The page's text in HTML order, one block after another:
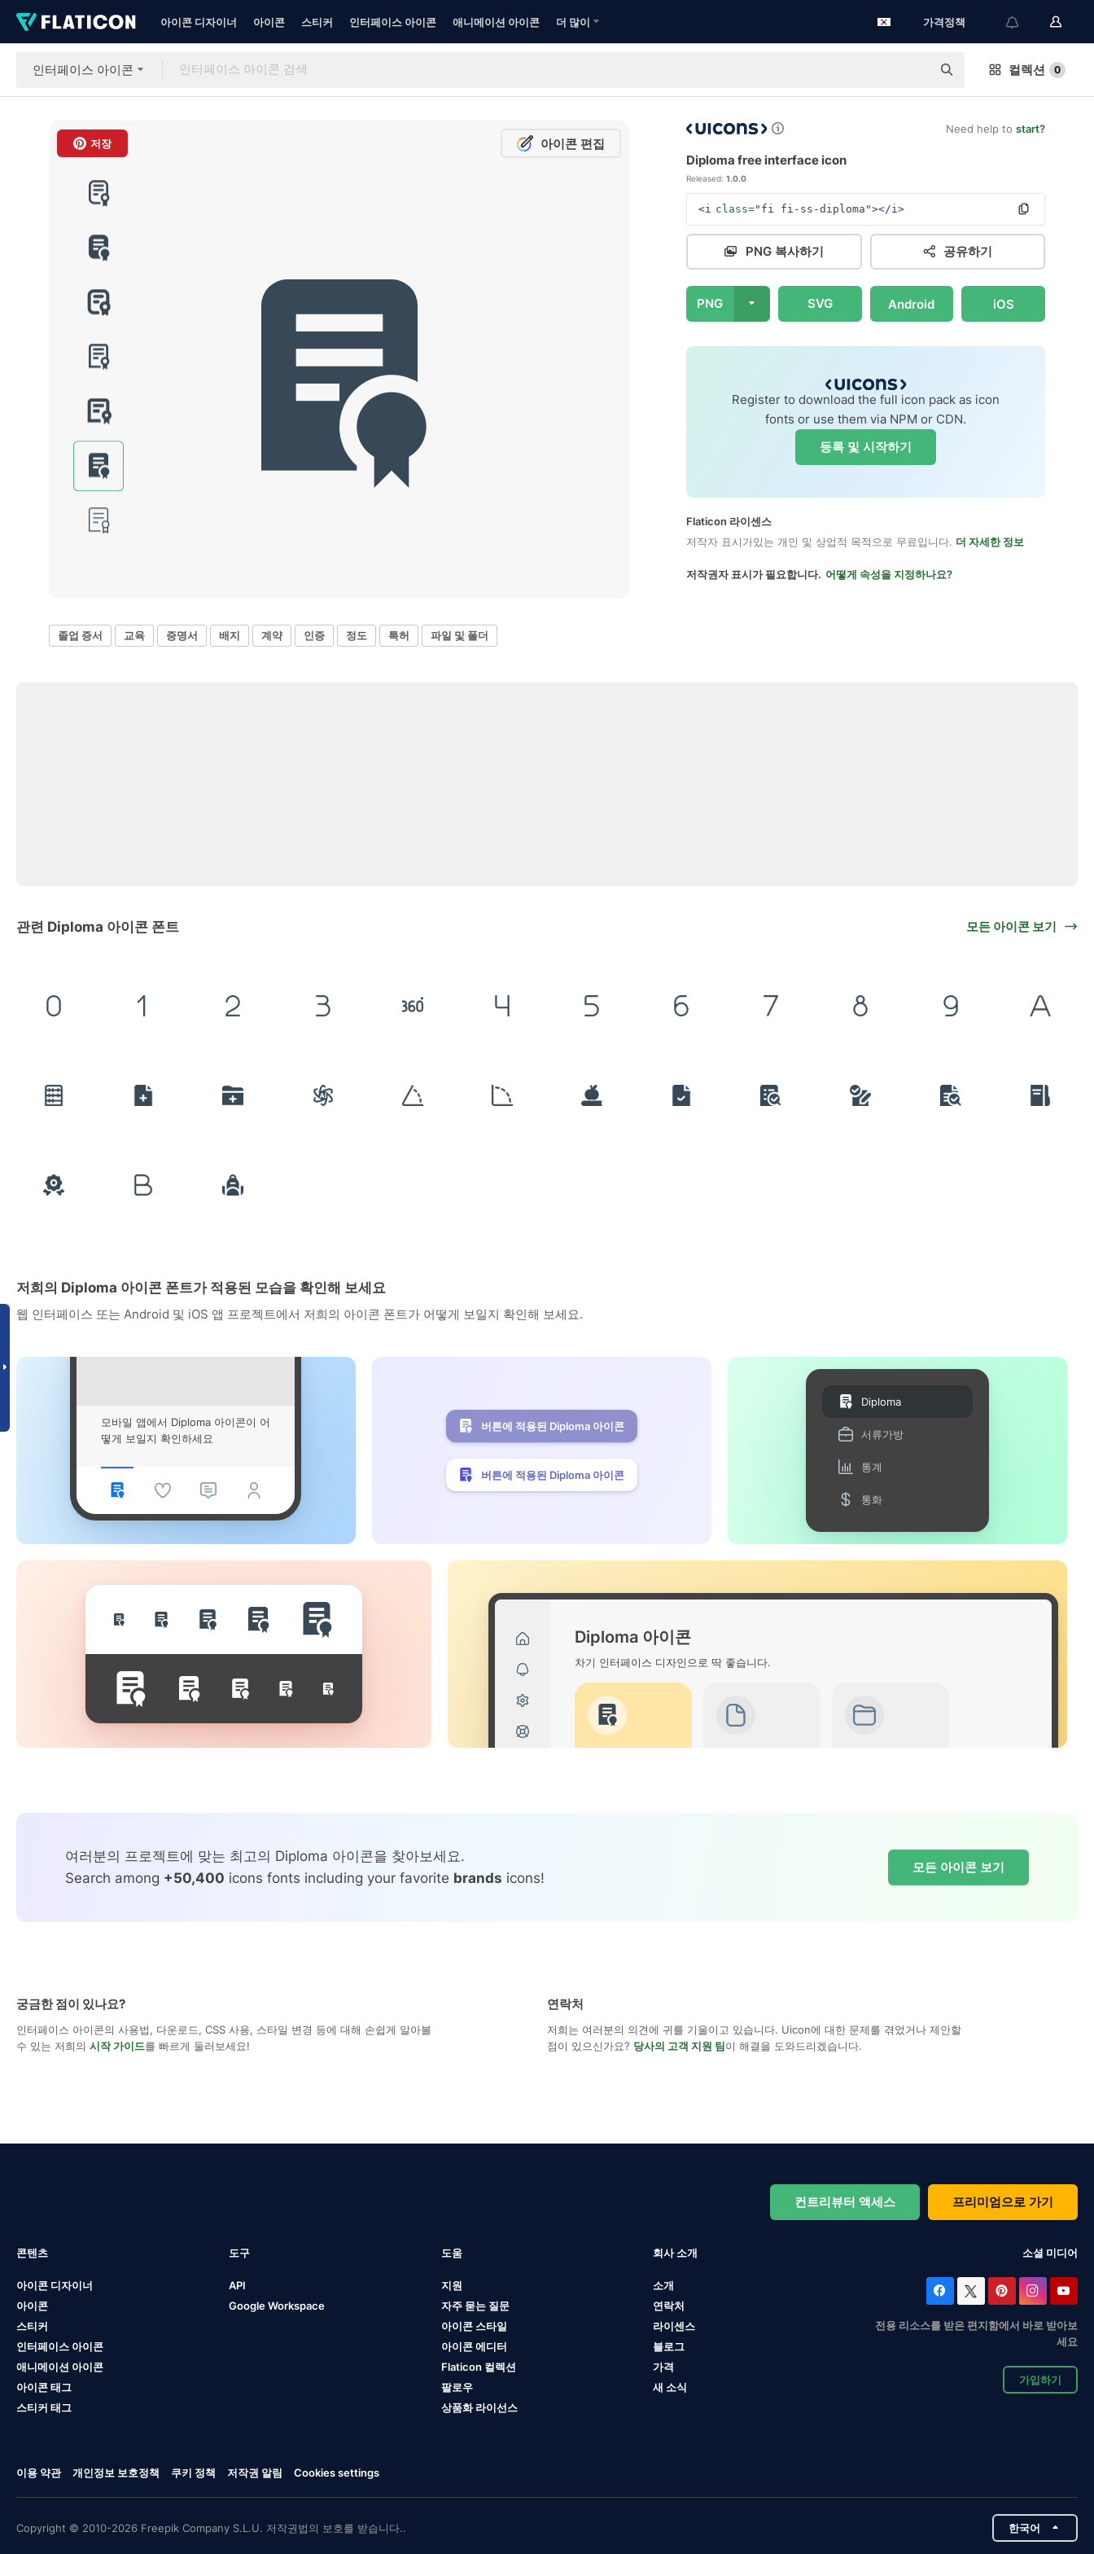
아이콘 디자이너 아이콘 스티커 인터페이스 아이콘 애니메이션 아이콘 더 많이 가격정책
인터페이스 아이콘 컬렉션 0
저장 아이콘 편집
Need help to start?
Diploma free interface icon
Released: 1.0.0
<i class="fi fi-ss-diploma"></i>
PNG 복사하기 공유하기
PNG SVG Android iOS
Register to download the full icon pack as icon
fonts or use them via NPM or CDN.
등록 및 시작하기
Flaticon 라이센스
저작자 표시가있는 개인 및 상업적 목적으로 무료입니다. 더 자세한 정보
저작권자 표시가 필요합니다. 어떻게 속성을 지정하나요?
졸업 증서 교육 증명서 배지 계약 인증 정도 특허 파일 및 폴더
관련 Diploma 아이콘 폰트 모든 아이콘 보기
저희의 Diploma 아이콘 폰트가 적용된 모습을 확인해 보세요
웹 인터페이스 또는 Android 및 iOS 앱 프로젝트에서 저희의 아이콘 폰트가 어떻게 보일지 확인해 보세요.
모바일 앱에서 Diploma 아이콘이 어
떻게 보일지 확인하세요
버튼에 적용된 Diploma 아이콘
버튼에 적용된 Diploma 아이콘
Diploma
서류가방
통계
통화
Diploma 아이콘
차기 인터페이스 디자인으로 딱 좋습니다.
여러분의 프로젝트에 맞는 최고의 Diploma 아이콘을 찾아보세요.
Search among +50,400 icons fonts including your favorite brands icons!
모든 아이콘 보기
궁금한 점이 있나요?
인터페이스 아이콘의 사용법, 다운로드, CSS 사용, 스타일 변경 등에 대해 손쉽게 알아볼
수 있는 저희의 시작 가이드를 빠르게 둘러보세요!
연락처
저희는 여러분의 의견에 귀를 기울이고 있습니다. Uicon에 대한 문제를 겪었거나 제안할
점이 있으신가요? 당사의 고객 지원 팀이 해결을 도와드리겠습니다.
컨트리뷰터 액세스 프리미엄으로 가기
콘텐츠
아이콘 디자이너
아이콘
스티커
인터페이스 아이콘
애니메이션 아이콘
아이콘 태그
스티커 태그
도구
API
Google Workspace
도움
지원
자주 묻는 질문
아이콘 스타일
아이콘 에디터
Flaticon 컬렉션
팔로우
상품화 라이선스
회사 소개
소개
연락처
라이센스
블로그
가격
새 소식
소셜 미디어
전용 리소스를 받은 편지함에서 바로 받아보
세요
가입하기
이용 약관 개인정보 보호정책 쿠키 정책 저작권 알림 Cookies settings
Copyright © 2010-2026 Freepik Company S.L.U. 저작권법의 보호를 받습니다.. 한국어